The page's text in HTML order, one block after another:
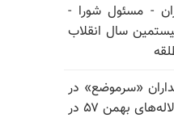
- مسئول شورا -
و بیستمین سال انقلاب
«سرموضع» در
سالگرد قتل‌عام ۳۰ هزار لاله‌های بهمن ۵۷ در